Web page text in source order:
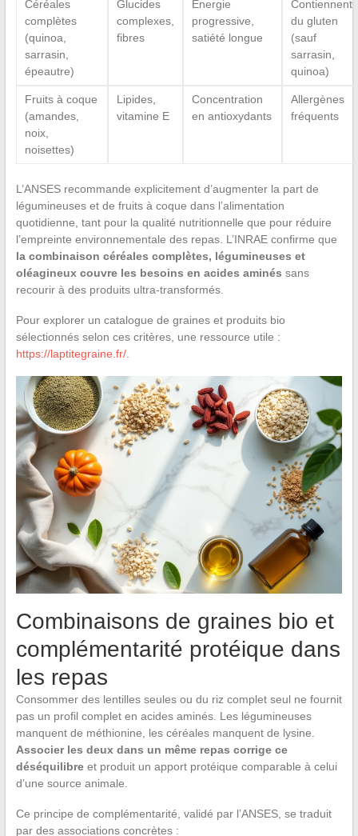
Céréales
complètes
(quinoa,
sarrasin,
épeautre)
Glucides
complexes,
fibres
Énergie
progressive,
satiété longue
Contiennent
du gluten
(sauf
sarrasin,
quinoa)
Fruits à coque
(amandes,
noix,
noisettes)
Lipides,
vitamine E
Concentration
en antioxydants
Allergènes
fréquents
L’ANSES recommande explicitement d’augmenter la part de
légumineuses et de fruits à coque dans l’alimentation
quotidienne, tant pour la qualité nutritionnelle que pour réduire
l’empreinte environnementale des repas. L’INRAE confirme que
la combinaison céréales complètes, légumineuses et
oléagineux couvre les besoins en acides aminés sans
recourir à des produits ultra-transformés.
Pour explorer un catalogue de graines et produits bio
sélectionnés selon ces critères, une ressource utile :
https://laptitegraine.fr/.
Combinaisons de graines bio et
complémentarité protéique dans
les repas
Consommer des lentilles seules ou du riz complet seul ne fournit
pas un profil complet en acides aminés. Les légumineuses
manquent de méthionine, les céréales manquent de lysine.
Associer les deux dans un même repas corrige ce
déséquilibreet produit un apport protéique comparable à celui
d’une source animale.
Ce principe de complémentarité, validé par l’ANSES, se traduit
par des associations concrètes :